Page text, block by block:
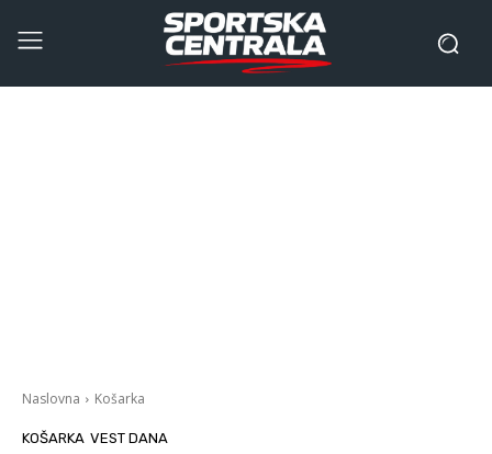
Naslovna Košarka
KOŠARKA VEST DANA